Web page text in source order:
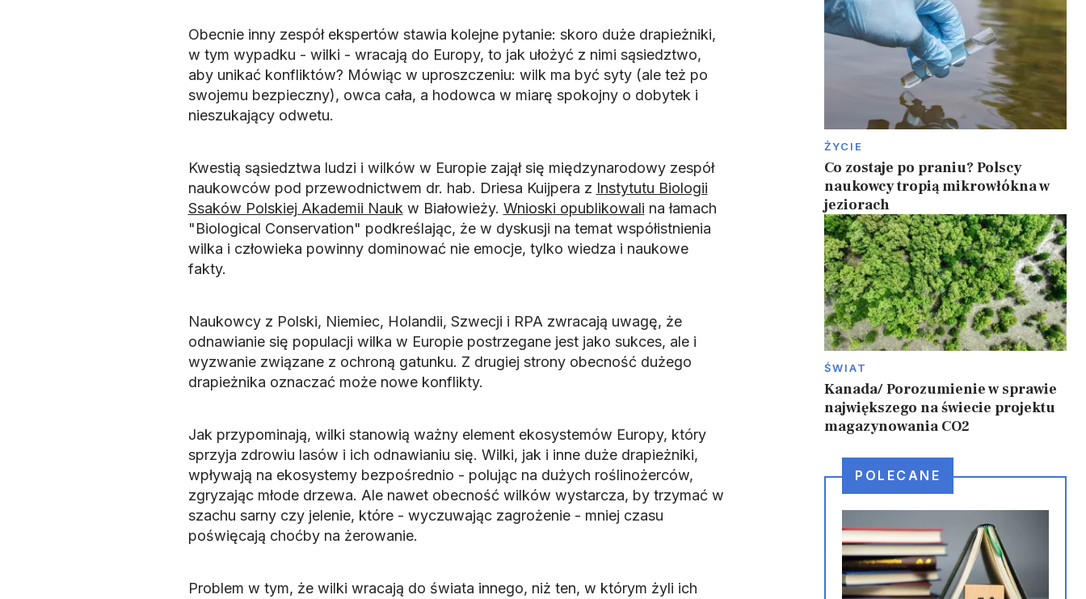
Obecnie inny zespół ekspertów stawia kolejne pytanie: skoro duże drapieżniki,
w tym wypadku - wilki - wracają do Europy, to jak ułożyć z nimi sąsiedztwo,
aby unikać konfliktów? Mówiąc w uproszczeniu: wilk ma być syty (ale też po
swojemu bezpieczny), owca cała, a hodowca w miarę spokojny o dobytek i
nieszukający odwetu.
Kwestią sąsiedztwa ludzi i wilków w Europie zajął się międzynarodowy zespół
naukowców pod przewodnictwem dr. hab. Driesa Kuijpera z Instytutu Biologii
Ssaków Polskiej Akademii Nauk w Białowieży. Wnioski opublikowali na łamach
"Biological Conservation" podkreślając, że w dyskusji na temat współistnienia
wilka i człowieka powinny dominować nie emocje, tylko wiedza i naukowe
fakty.
Naukowcy z Polski, Niemiec, Holandii, Szwecji i RPA zwracają uwagę, że
odnawianie się populacji wilka w Europie postrzegane jest jako sukces, ale i
wyzwanie związane z ochroną gatunku. Z drugiej strony obecność dużego
drapieżnika oznaczać może nowe konflikty.
Jak przypominają, wilki stanowią ważny element ekosystemów Europy, który
sprzyja zdrowiu lasów i ich odnawianiu się. Wilki, jak i inne duże drapieżniki,
wpływają na ekosystemy bezpośrednio - polując na dużych roślinożerców,
zgryzając młode drzewa. Ale nawet obecność wilków wystarcza, by trzymać w
szachu sarny czy jelenie, które - wyczuwając zagrożenie - mniej czasu
poświęcają choćby na żerowanie.
Problem w tym, że wilki wracają do świata innego, niż ten, w którym żyli ich
ŻYCIE
Co zostaje po praniu? Polscy
naukowcy tropią mikrowłókna w
jeziorach
ŚWIAT
Kanada/ Porozumienie w sprawie
największego na świecie projektu
magazynowania CO2
POLECANE